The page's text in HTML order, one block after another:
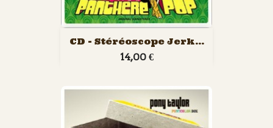
CD - Stéréoscope Jerk...
14,00 €